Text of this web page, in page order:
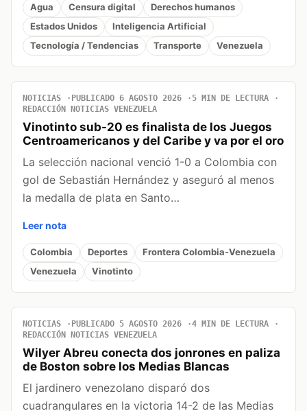
Agua Censura digital
Derechos humanos
Estados Unidos
Inteligencia Artificial
Tecnología / Tendencias
Transporte Venezuela
NOTICIAS PUBLICADO 6 AGOSTO 2026
5 MIN DE LECTURA
REDACCIÓN NOTICIAS VENEZUELA
Vinotinto sub-20 es finalista de los Juegos
Centroamericanos y del Caribe y va por el oro
La selección nacional venció 1-0 a Colombia con
gol de Sebastián Hernández y aseguró al menos
la medalla de plata en Santo…
Leer nota
Colombia Deportes
Frontera Colombia-Venezuela
Venezuela
Vinotinto
NOTICIAS PUBLICADO 5 AGOSTO 2026
4 MIN DE LECTURA
REDACCIÓN NOTICIAS VENEZUELA
Wilyer Abreu conecta dos jonrones en paliza
de Boston sobre los Medias Blancas
El jardinero venezolano disparó dos
cuadrangulares en la victoria 14-2 de las Medias